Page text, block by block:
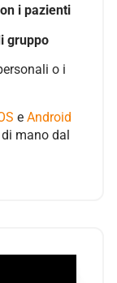
i pazienti
gruppo
o i
e Android
di mano dal